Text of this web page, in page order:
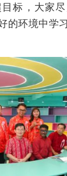
标，大家
的环境中学